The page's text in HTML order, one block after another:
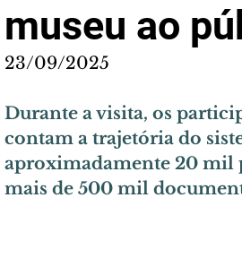
museu ao
23/09/2025
Durante a visita, os
contam a trajetória do
aproximadamente 20 mil
mais de 500 mil